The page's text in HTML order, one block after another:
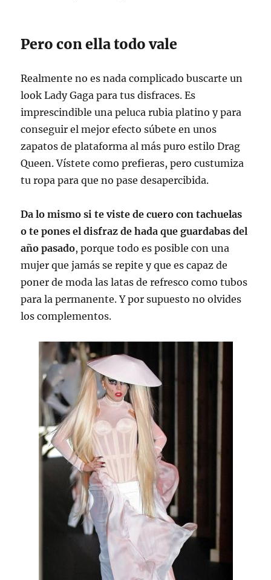
Pero con ella todo vale
Realmente no es nada complicado buscarte un
look Lady Gaga para tus disfraces. Es
imprescindible una peluca rubia platino y para
conseguir el mejor efecto súbete en unos
zapatos de plataforma al más puro estilo Drag
Queen. Vístete como prefieras, pero custumiza
tu ropa para que no pase desapercibida.
Da lo mismo si te viste de cuero con tachuelas
o te pones el disfraz de hada que guardabas del
año pasado, porque todo es posible con una
mujer que jamás se repite y que es capaz de
poner de moda las latas de refresco como tubos
para la permanente. Y por supuesto no olvides
los complementos.